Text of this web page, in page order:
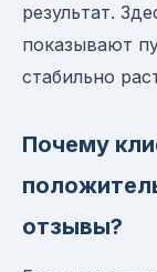
результат.
показывают
стабильно
Почему
отзывы?